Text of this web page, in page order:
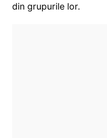
din grupurile lor.